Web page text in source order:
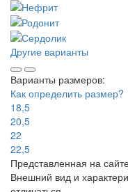
Другие варианты
Варианты размеров:
Как определить размер?
18,5
20,5
22
22,5
Представленная на
Внешний вид и